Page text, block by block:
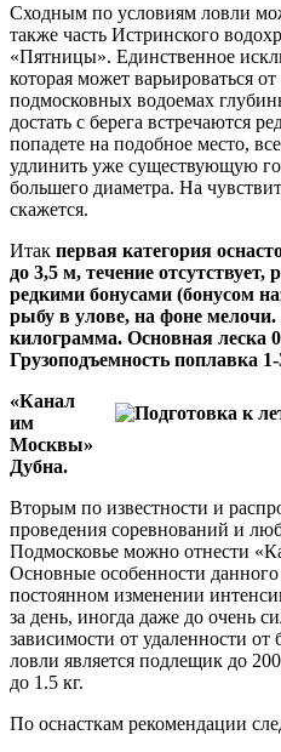
Сходным по условиям ловли
также часть Истринского
«Пятницы». Единственное
которая может варьироваться
подмосковных водоемах
достать с берега встречаются
попадете на подобное место,
удлинить уже существующую
большего диаметра. На
скажется.
Итак первая категория
до 3,5 м, течение отсутствует,
редкими бонусами (бонусом
рыбу в улове, на фоне
килограмма. Основная леска
Грузоподъемность поплавка 1-
«Канал
им
Москвы»
Дубна.
Вторым по известности и
проведения соревнований и
Подмосковье можно отнести
Основные особенности данного
постоянном изменении
за день, иногда даже до очень
зависимости от удаленности
ловли является подлещик до
до 1.5 кг.
По оснасткам рекомендации